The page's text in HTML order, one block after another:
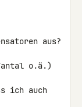
aus?
o.ä.)
ich auch